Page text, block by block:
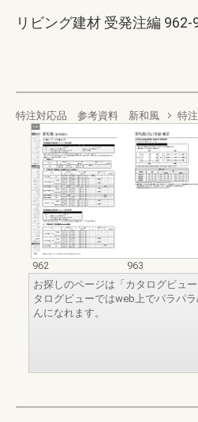
リビング建材 受発注編
特注対応品 参考資料 新和風 特
962
963
お探しのページは「カタログビュ
タログビューではweb上でパラパ
んになれます。